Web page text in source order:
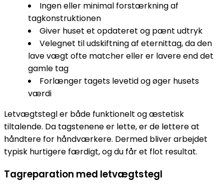
Ingen eller minimal forstærkning af
tagkonstruktionen
Giver huset et opdateret og pænt udtryk
Velegnet til udskiftning af eternittag, da den
lave vægt ofte matcher eller er lavere end det
gamle tag
Forlænger tagets levetid og øger husets
værdi
Letvægtstegl er både funktionelt og æstetisk
tiltalende. Da tagstenene er lette, er de lettere at
håndtere for håndværkere. Dermed bliver arbejdet
typisk hurtigere færdigt, og du får et flot resultat.
Tagreparation med letvægtstegl